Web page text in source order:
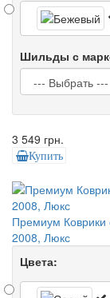
Шильды с
3 549 грн.
Купить
Премиум Коврики
2008, Люкс
Цвета: